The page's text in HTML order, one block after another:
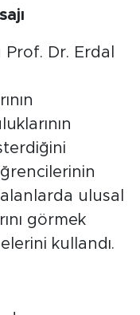
Dr. Erdal
ulusal
görmek
kullandı.